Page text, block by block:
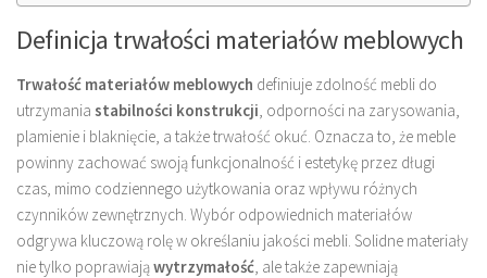
Definicja trwałości materiałów meblowych
Trwałość materiałów meblowych definiuje zdolność mebli do
utrzymania stabilności konstrukcji , odporności na zarysowania,
plamienie i blaknięcie, a także trwałość okuć. Oznacza to, że meble
powinny zachować swoją funkcjonalność i estetykę przez długi
czas, mimo codziennego użytkowania oraz wpływu różnych
czynników zewnętrznych. Wybór odpowiednich materiałów
odgrywa kluczową rolę w określaniu jakości mebli. Solidne materiały
nie tylko poprawiająwytrzymałość , ale także zapewniają